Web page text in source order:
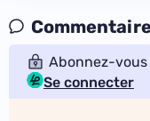
Abonnez-
Se connecter